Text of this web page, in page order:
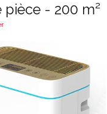
- 200 m²